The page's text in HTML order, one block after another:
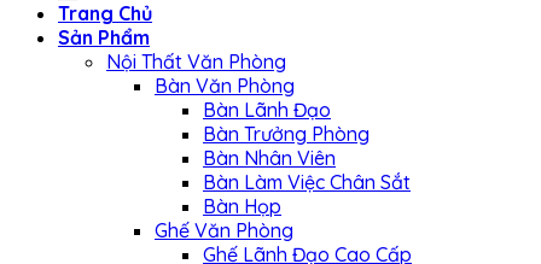
Trang Chủ
Sản Phẩm
Nội Thất Văn Phòng
Bàn Văn Phòng
Bàn Lãnh Đạo
Bàn Trưởng Phòng
Bàn Nhân Viên
Bàn Làm Việc Chân Sắt
Bàn Họp
Ghế Văn Phòng
Ghế Lãnh Đạo Cao Cấp